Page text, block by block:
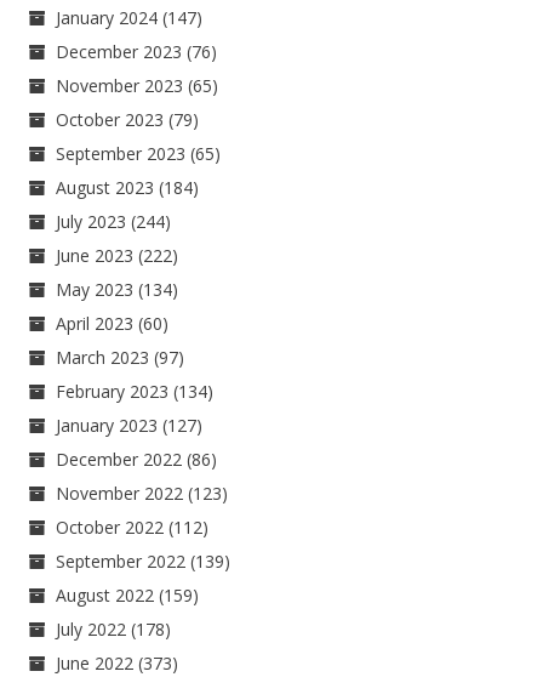
January 2024 (147)
December 2023 (76)
November 2023 (65)
October 2023 (79)
September 2023 (65)
August 2023 (184)
July 2023 (244)
June 2023 (222)
May 2023 (134)
April 2023 (60)
March 2023 (97)
February 2023 (134)
January 2023 (127)
December 2022 (86)
November 2022 (123)
October 2022 (112)
September 2022 (139)
August 2022 (159)
July 2022 (178)
June 2022 (373)